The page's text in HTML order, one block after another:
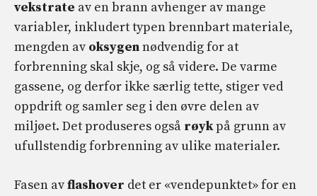
vekstrate av en brann avhenger av mange
variabler, inkludert typen brennbart materiale,
mengden av oksygennødvendig for at
forbrenning skal skje, og så videre. De varme
gassene, og derfor ikke særlig tette, stiger ved
oppdrift og samler seg i den øvre delen av
miljøet. Det produseres også røykpå grunn av
ufullstendig forbrenning av ulike materialer.
Fasen avflashover det er «vendepunktet» for en